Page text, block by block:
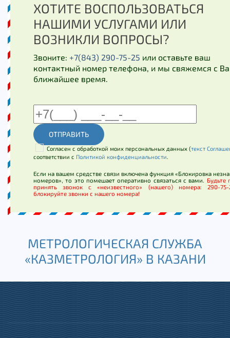
ХОТИТЕ ВОСПОЛЬЗОВАТЬСЯ
НАШИМИ УСЛУГАМИ ИЛИ
ВОЗНИКЛИ ВОПРОСЫ?
Звоните: +7(843) 290-75-25 или оставьте ваш
контактный номер телефона, и мы свяжемся с
ближайшее время.
ОТПРАВИТЬ
Согласен с обработкой моих персональных данных (текст
соответствии с Политикой конфиденциальности.
Если на вашем средстве связи включена функция «Блокировка
номеров», то это помешает оперативно связаться с вами. Будьте
принять звонок с «неизвестного» (нашего) номера: 290-
блокируйте звонки с нашего номера!
МЕТРОЛОГИЧЕСКАЯ СЛУЖБА
«КАЗМЕТРОЛОГИЯ» В КАЗАНИ